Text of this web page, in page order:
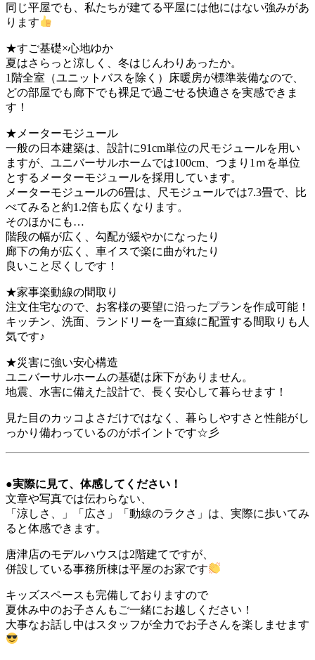
同じ平屋でも、私たちが建てる平屋には他にはない強みがあ
ります
★すご基礎×心地ゆか
夏はさらっと涼しく、冬はじんわりあったか。
1階全室（ユニットバスを除く）床暖房が標準装備なので、
どの部屋でも廊下でも裸足で過ごせる快適さを実感できま
す！
★メーターモジュール
一般の日本建築は、設計に91cm単位の尺モジュールを用い
ますが、ユニバーサルホームでは100cm、つまり1ｍを単位
とするメーターモジュールを採用しています。
メーターモジュールの6畳は、尺モジュールでは7.3畳で、比
べてみると約1.2倍も広くなります。
そのほかにも…
階段の幅が広く、勾配が緩やかになったり
廊下の角が広く、車イスで楽に曲がれたり
良いこと尽くしです！
★家事楽動線の間取り
注文住宅なので、お客様の要望に沿ったプランを作成可能！
キッチン、洗面、ランドリーを一直線に配置する間取りも人
気です♪
★災害に強い安心構造
ユニバーサルホームの基礎は床下がありません。
地震、水害に備えた設計で、長く安心して暮らせます！
見た目のカッコよさだけではなく、暮らしやすさと性能がし
っかり備わっているのがポイントです☆彡
●実際に見て、体感してください！
文章や写真では伝わらない、
「涼しさ、」「広さ」「動線のラクさ」は、実際に歩いてみ
ると体感できます。
唐津店のモデルハウスは2階建てですが、
併設している事務所棟は平屋のお家です
キッズスペースも完備しておりますので
夏休み中のお子さんもご一緒にお越しください！
大事なお話し中はスタッフが全力でお子さんを楽しませます